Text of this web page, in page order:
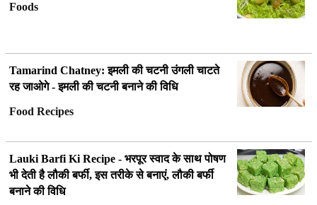
Foods
Tamarind Chatney: इमली की चटनी उंगली चाटते
रह जाओगे - इमली की चटनी बनाने की विधि
Food Recipes
Lauki Barfi Ki Recipe - भरपूर स्वाद के साथ पोषण
भी देती है लौकी बर्फी, इस तरीके से बनाएं, लौकी बर्फी
बनाने की विधि